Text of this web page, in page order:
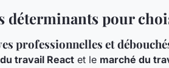
déterminants pour
professionnelles et
travail React et le marché du